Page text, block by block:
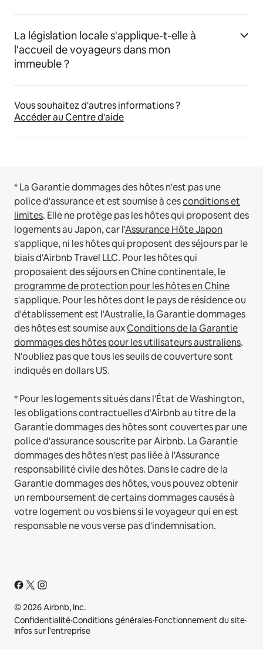
La législation locale s'applique-t-elle à
l'accueil de voyageurs dans mon
immeuble ?
Vous souhaitez d'autres informations ?
Accéder au Centre d'aide
* La Garantie dommages des hôtes n'est pas une
police d'assurance et est soumise à cesconditions et
limites. Elle ne protège pas les hôtes qui proposent des
logements au Japon, car l'Assurance Hôte Japon
s'applique, ni les hôtes qui proposent des séjours par le
biais d'Airbnb Travel LLC. Pour les hôtes qui
proposaient des séjours en Chine continentale, le
programme de protection pour les hôtes en Chine
s'applique. Pour les hôtes dont le pays de résidence ou
d'établissement est l'Australie, la Garantie dommages
des hôtes est soumise auxConditions de la Garantie
dommages des hôtes pour les utilisateurs australiens.
N'oubliez pas que tous les seuils de couverture sont
indiqués en dollars US.
* Pour les logements situés dans l'État de Washington,
les obligations contractuelles d'Airbnb au titre de la
Garantie dommages des hôtes sont couvertes par une
police d'assurance souscrite par Airbnb. La Garantie
dommages des hôtes n'est pas liée à l'Assurance
responsabilité civile des hôtes. Dans le cadre de la
Garantie dommages des hôtes, vous pouvez obtenir
un remboursement de certains dommages causés à
votre logement ou vos biens si le voyageur qui en est
responsable ne vous verse pas d'indemnisation.
© 2026 Airbnb, Inc.
Confidentialité·Conditions générales·Fonctionnement du site·
Infos sur l'entreprise